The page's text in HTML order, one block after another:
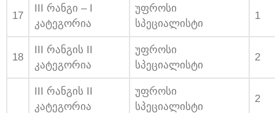
17
III რანგი – I
კატეგორია
უფროსი
სპეციალისტი
1
18
III რანგის II
კატეგორია
უფროსი
სპეციალისტი
2
III რანგის II
კატეგორია
უფროსი
სპეციალისტი
2